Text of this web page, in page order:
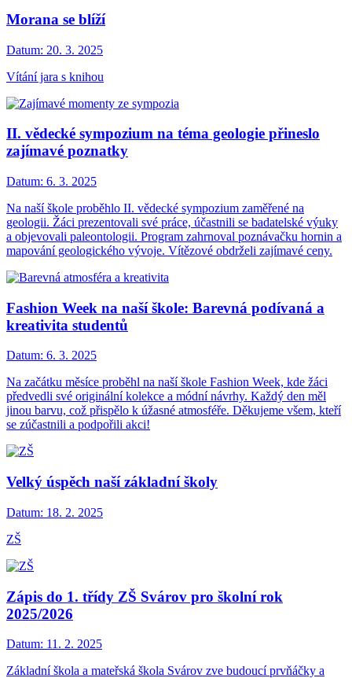
Morana se blíží
Datum: 20. 3. 2025
Vítání jara s knihou
II. vědecké sympozium na téma geologie přineslo
zajímavé poznatky
Datum: 6. 3. 2025
Na naší škole proběhlo II. vědecké sympozium zaměřené na
geologii. Žáci prezentovali své práce, účastnili se badatelské výuky
a objevovali paleontologii. Program zahrnoval poznávačku hornin a
mapování geologického vývoje. Vítězové obdrželi zajímavé ceny.
Fashion Week na naší škole: Barevná podívaná a
kreativita studentů
Datum: 6. 3. 2025
Na začátku měsíce proběhl na naší škole Fashion Week, kde žáci
předvedli své originální kolekce a módní návrhy. Každý den měl
jinou barvu, což přispělo k úžasné atmosféře. Děkujeme všem, kteří
se zúčastnili a podpořili akci!
Velký úspěch naší základní školy
Datum: 18. 2. 2025
ZŠ
Zápis do 1. třídy ZŠ Svárov pro školní rok
2025/2026
Datum: 11. 2. 2025
Základní škola a mateřská škola Svárov zve budoucí prvňáčky a